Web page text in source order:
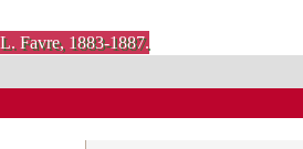
Favre, 1883-1887.